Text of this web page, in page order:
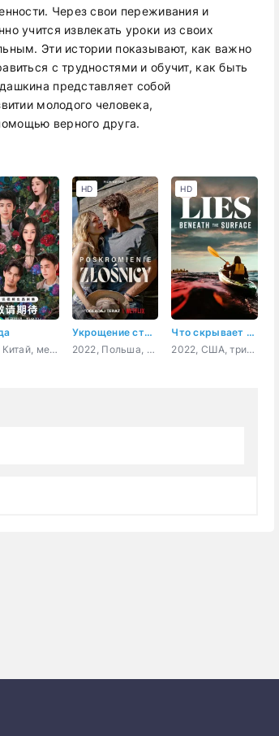
Через свои переживания и
учится извлекать уроки из своих
Эти истории показывают, как важно
с трудностями и обучит, как быть
представляет собой
молодого человека,
верного друга.
2026, Китай, мелодрама
Укрощение строптивой
2022, Польша, мелодрама, комедия
HD
Что скрывает ложь
2022, США, триллер, драма
HD